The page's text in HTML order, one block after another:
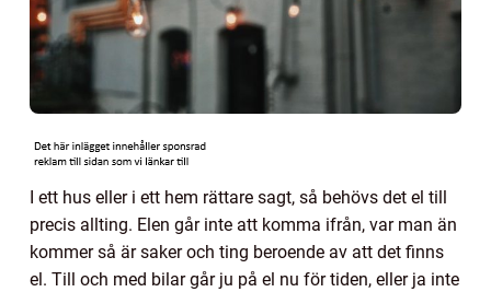
I ett hus eller i ett hem rättare sagt, så behövs det el till
precis allting. Elen går inte att komma ifrån, var man än
kommer så är saker och ting beroende av att det finns
el. Till och med bilar går ju på el nu för tiden, eller ja inte